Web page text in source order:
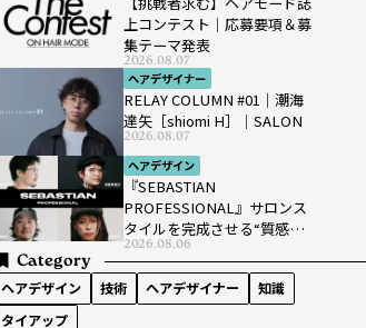
上コンテスト｜応募要項＆募
集テーマ発表
2026.08.07
ヘアデザイナー
RELAY COLUMN #01｜潮海
達矢［shiomi H］｜SALON
2026.08.07
ヘアデザイン
『SEBASTIAN
PROFESSIONAL』サロンス
タイルを完成させる“質感設
計”という新提案
2026.08.06
Category
ヘアデザイン 技術 ヘアデザイナー
知識
タイアップ